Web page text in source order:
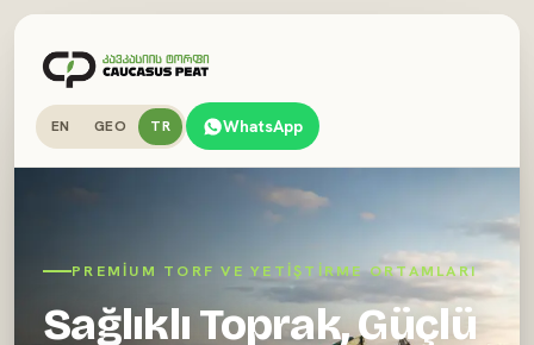
EN GEO TR WhatsApp
PREMIUM TORF VE YETIŞTIRME ORTAMLARI
Sağlıklı Toprak, Güçlü